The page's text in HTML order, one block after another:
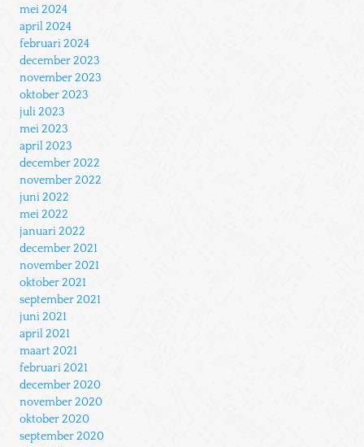
mei 2024
april 2024
februari 2024
december 2023
november 2023
oktober 2023
juli 2023
mei 2023
april 2023
december 2022
november 2022
juni 2022
mei 2022
januari 2022
december 2021
november 2021
oktober 2021
september 2021
juni 2021
april 2021
maart 2021
februari 2021
december 2020
november 2020
oktober 2020
september 2020